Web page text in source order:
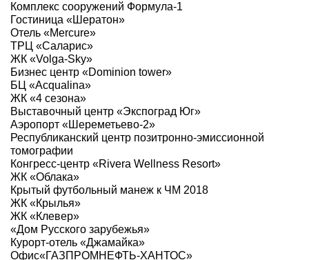
Комплекс сооружений Формула-1
Гостиница «Шератон»
Отель «Mercure»
ТРЦ «Саларис»
ЖК «Volga-Sky»
Бизнес центр «Dominion tower»
БЦ «Acqualina»
ЖК «4 сезона»
Выставочный центр «Экспоград Юг»
Аэропорт «Шереметьево-2»
Республиканский центр позитронно-эмиссионной
томографии
Конгресс-центр «Rivera Wellness Resort»
ЖК «Облака»
Крытый футбольный манеж к ЧМ 2018
ЖК «Крылья»
ЖК «Клевер»
«Дом Русского зарубежья»
Курорт-отель «Джамайка»
Офис«ГАЗПРОМНЕФТЬ-ХАНТОС»